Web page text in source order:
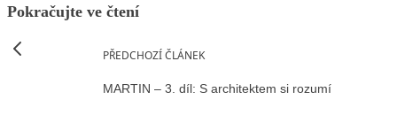
Pokračujte ve čtení
PŘEDCHOZÍ ČLÁNEK
MARTIN – 3. díl: S architektem si rozumí